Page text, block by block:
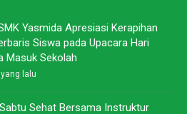
Yasmida Apresiasi Kerapihan
Siswa pada Upacara Hari
Masuk Sekolah
lalu
Sehat Bersama Instruktur